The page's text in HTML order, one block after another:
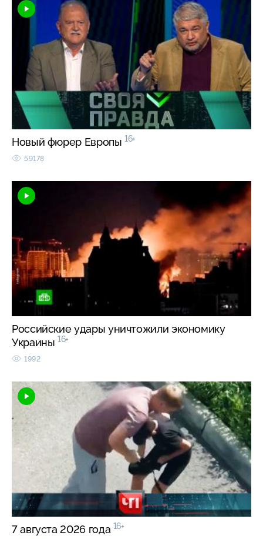
Новый фюрер Европы 16+
59178
Российские удары уничтожили экономику
Украины 16+
1992
7 августа 2026 года 16+